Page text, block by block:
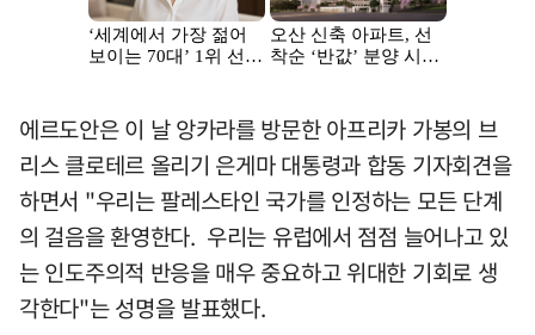
에르도안은 이 날 앙카라를 방문한 아프리카 가봉의 브
리스 클로테르 올리기 은게마 대통령과 합동 기자회견을
하면서 "우리는 팔레스타인 국가를 인정하는 모든 단계
의 걸음을 환영한다. 우리는 유럽에서 점점 늘어나고 있
는 인도주의적 반응을 매우 중요하고 위대한 기회로 생
각한다"는 성명을 발표했다.